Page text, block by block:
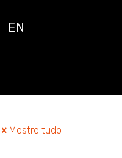
EN
Mostre tudo